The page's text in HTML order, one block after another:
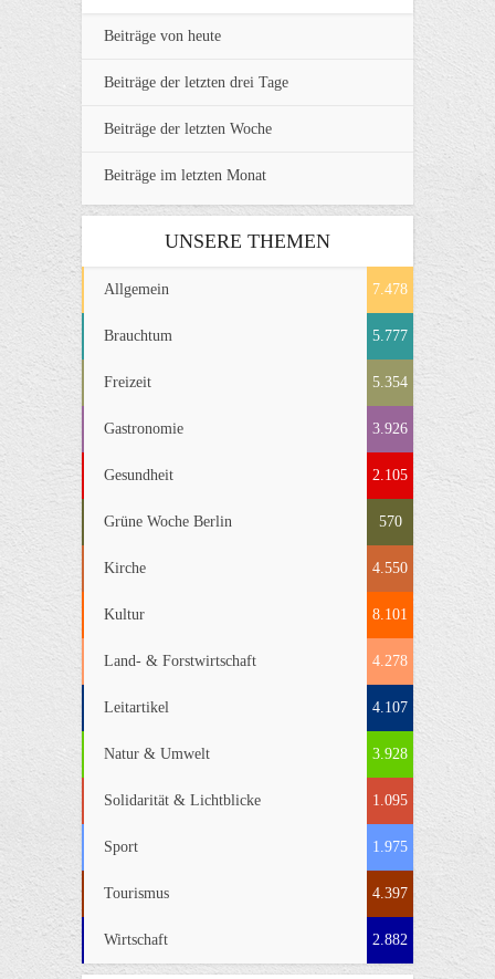
Beiträge von heute
Beiträge der letzten drei Tage
Beiträge der letzten Woche
Beiträge im letzten Monat
UNSERE THEMEN
Allgemein 7.478
Brauchtum 5.777
Freizeit 5.354
Gastronomie 3.926
Gesundheit 2.105
Grüne Woche Berlin 570
Kirche 4.550
Kultur 8.101
Land- & Forstwirtschaft 4.278
Leitartikel 4.107
Natur & Umwelt 3.928
Solidarität & Lichtblicke 1.095
Sport 1.975
Tourismus 4.397
Wirtschaft 2.882